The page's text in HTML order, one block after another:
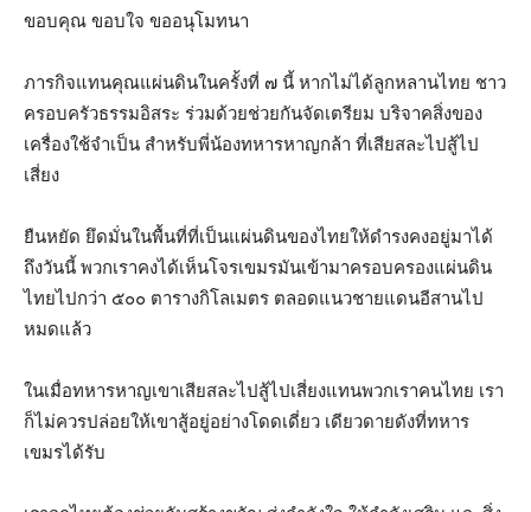
ขอบคุณ ขอบใจ ขออนุโมทนา
ภารกิจแทนคุณแผ่นดินในครั้งที่ ๗ นี้ หากไม่ได้ลูกหลานไทย ชาว
ครอบครัวธรรมอิสระ ร่วมด้วยช่วยกันจัดเตรียม บริจาคสิ่งของ
เครื่องใช้จำเป็น สำหรับพี่น้องทหารหาญกล้า ที่เสียสละไปสู้ไป
เสี่ยง
ยืนหยัด ยึดมั่นในพื้นที่ที่เป็นแผ่นดินของไทยให้ดำรงคงอยู่มาได้
ถึงวันนี้ พวกเราคงได้เห็นโจรเขมรมันเข้ามาครอบครองแผ่นดิน
ไทยไปกว่า ๕๐๐ ตารางกิโลเมตร ตลอดแนวชายแดนอีสานไป
หมดแล้ว
ในเมื่อทหารหาญเขาเสียสละไปสู้ไปเสี่ยงแทนพวกเราคนไทย เรา
ก็ไม่ควรปล่อยให้เขาสู้อยู่อย่างโดดเดี่ยว เดียวดายดังที่ทหาร
เขมรได้รับ